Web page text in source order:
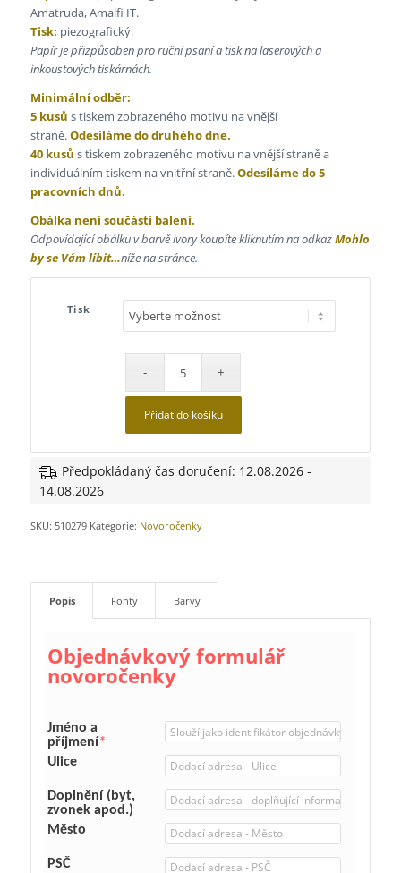
Amatruda, Amalfi IT.
Tisk: piezografický.
Papír je přizpůsoben pro ruční psaní a tisk na laserových a
inkoustových tiskárnách.
Minimální odběr:
5 kusů s tiskem zobrazeného motivu na vnější
straně.Odesíláme do druhého dne.
40 kusů s tiskem zobrazeného motivu na vnější straně a
individuálním tiskem na vnitřní straně.Odesíláme do 5
pracovních dnů.
Obálka není součástí balení.
Odpovídající obálku v barvě ivory koupíte kliknutím na odkazMohlo
by se Vám líbit…níže na stránce.
Tisk
Přidat do košíku
Předpokládaný čas doručení: 12.08.2026 -
14.08.2026
SKU: 510279 Kategorie: Novoročenky
Popis Fonty Barvy
Objednávkový formulář
novoročenky
Jméno a
příjmení*
Ulice
Doplnění (byt,
zvonek apod.)
Město
PSČ